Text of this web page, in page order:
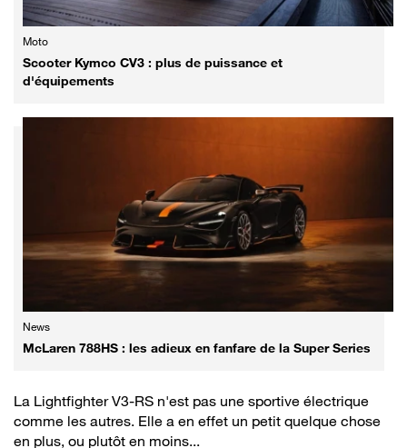
Moto
Scooter Kymco CV3 : plus de puissance et
d'équipements
News
McLaren 788HS : les adieux en fanfare de la Super Series
La Lightfighter V3-RS n'est pas une sportive électrique
comme les autres. Elle a en effet un petit quelque chose
en plus, ou plutôt en moins...